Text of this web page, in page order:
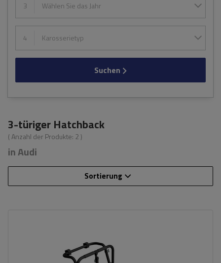
3 Wählen Sie das Jahr
4 Karosserietyp
Suchen
3-türiger Hatchback
( Anzahl der Produkte: 2 )
in Audi
Sortierung
universelles Montagesystem
kompatibel mit allen Karosseriearten